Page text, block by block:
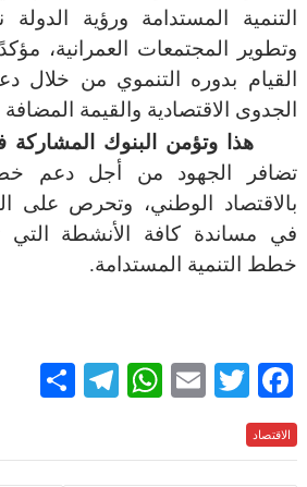
التنمية المستدامة ورؤية الدولة
وتطوير المجتمعات العمرانية،
القيام بدوره التنموي من خلال
الجدوى الاقتصادية والقيمة
هذا وتؤمن البنوك المشاركة
تضافر الجهود من أجل دعم
بالاقتصاد الوطني، وتحرص على
في مساندة كافة الأنشطة التي
خطط التنمية المستدامة.
F
ac
e
T
itt
E
ai
W
at
T
e
ar الاقتصاد